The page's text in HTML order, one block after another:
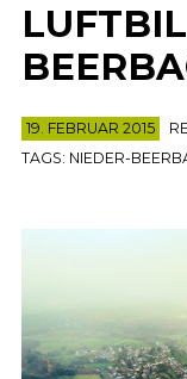
19. FEBRUAR 2015
TAGS: NIEDER-